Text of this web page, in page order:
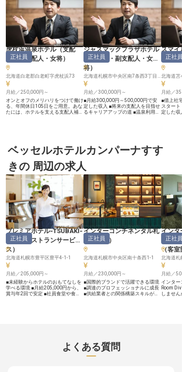
虎杖浜温泉ホテル（支配
人・副支配人・女将）
正社員
北海道白老郡白老町字虎杖浜73
月給／250,000円～
オンとオフのメリハリをつけて働け
る、年間休日105日をご用意。あな
たには、ホテルを支える支配人補佐
浜温泉ホテル」。美人湯とも呼ばれ
る天然温泉は、お肌をつるつるに
を活かして、当ホテルで働きません
か？※この求人は2022年2月3日時
点の情報です
ジャスマックプラザホテル
（支配人・副支配人・女
将）
正社員
月給／300,000円～
■月給300,000円～500,000円で安
定した収入 ■将来の支配人を目指せ
るキャリアアップの道 ■温泉利用無
泉フロント業務全般とマネジメント
をお任せします。 現場オペレーシ
善の企画・提案まで、幅広い業務を
通じてお客様満足度の向上に貢献し
ていただきます。 お客様の笑顔を
直接見られるやりがいを感じなが
ら、おもてなしの心を形にする喜び
を日々実感できるでしょう。 ーー
【あなたの経験が未来を創る、キャ
リアアップの舞台】 これまでのリ
ーダー経験やマネジメントスキルを
して活躍できるチャンスです。 チ
ームを率いてお客様に最高のサービ
スを提供し、施設の顔として成長し
ていくことができます。 社会保険
完備はもちろん、退職金制度や制服
貸与、さらには同館の温泉利用無料
など、安心して長く働ける充実した
福利厚生も魅力です。 あなたの情
熱と経験で、新たなキャリアを築い
ていきませんか。
スマイ
配人
正社員
北海道苫
月給／
■借上社
スター
定した収
テルです
理、スタ
の全て
たい」
いを実
たおもて
ましょう。 ーー【成長を支え
境と、
あなたの
援する環
配人候補
い知識と
来の支
かなス
借上社宅
得奨励制
る福利厚
日や有
イベート
なしの
ます。
ベッセルホテルカンパーナすす
きの 周辺の求人
プレミアホテル‐TSUBAKI‐
札幌（レストランサービ
ス ）
正社員
北海道札幌市豊平区豊平4-1-1
月給／205,000円～
■未経験からホテルのおもてなしを
学べる環境 ■月給205,000円から、
賞与年2回で安定 ■社員食堂や食事
ダーテイクから料理・ドリンク提供
まで、お客様との温かい交流を大切
インターコンチネンタル札
幌（購買 ）
正社員
北海道札幌市中央区南十条西1-1
月給／230,000円～
■国際的ブランドで活躍できる環境
■調達のプロフェッショナルに成長
■供給業者との関係構築スキルが磨
適切なコストで調達する、縁の下の
力持ちとしての重要なお仕事です。
供給業者との交渉や関係構築を通じ
インタ
幌（マ
（客室
正社員
北海道札
月給／
インター
Room
しませ
よくある質問